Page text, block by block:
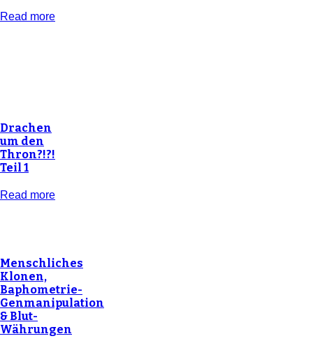
Read more
Drachen
um den
Thron?!?!
Teil 1
Read more
Menschliches
Klonen,
Baphometrie-
Genmanipulation
& Blut-
Währungen